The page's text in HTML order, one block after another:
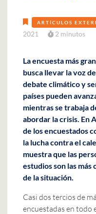
ARTÍCULOS
2021
2 minutos
La encuesta más
busca llevar la voz
debate climático y
países pueden
mientras se trabaja
abordar la crisis. En
de los encuestados
la lucha contra el
muestra que las
estudios son las más
de la situación.
Casi dos tercios de
encuestadas en todo